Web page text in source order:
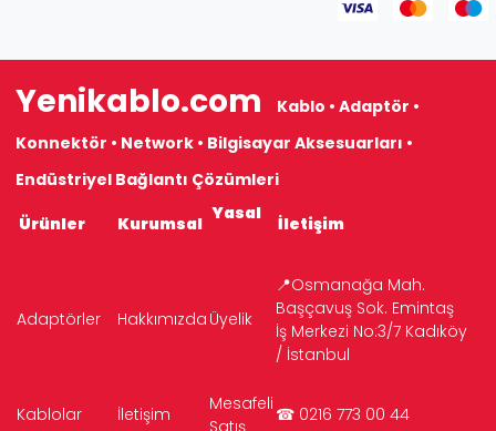
Yenikablo.com
Kablo • Adaptör •
Konnektör • Network • Bilgisayar Aksesuarları •
Endüstriyel Bağlantı Çözümleri
Ürünler
Kurumsal Yasal İletişim
Adaptörler Hakkımızda Üyelik
📍Osmanağa Mah.
Başçavuş Sok. Emintaş
İş Merkezi No:3/7 Kadıköy
/ İstanbul
Kablolar İletişim
Mesafeli ☎ 0216 773 00 44